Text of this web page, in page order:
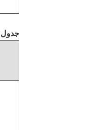
جدول 3. طرق وضع سماعات الرأس FreeBuds Studio في